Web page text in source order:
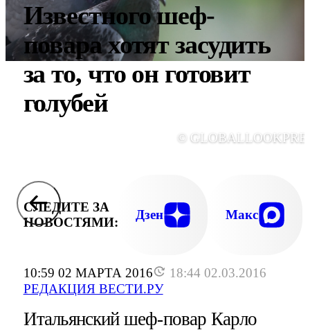
10:59 02 МАРТА 2016
18:44 02.03.2016
РЕДАКЦИЯ ВЕСТИ.РУ
Известного шеф-
повара хотят засудить
за то, что он готовит
голубей
©
СЛЕДИТЕ ЗА
НОВОСТЯМИ:
Дзен Макс
Итальянский шеф-повар Карло